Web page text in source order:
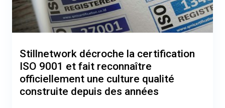
Stillnetwork décroche la certification
ISO 9001 et fait reconnaître
officiellement une culture qualité
construite depuis des années